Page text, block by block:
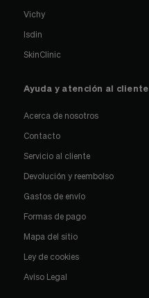
Vichy
Isdin
SkinClinic
Ayuda y atención al cliente
Acerca de nosotros
Contacto
Servicio al cliente
Devolución y reembolso
Gastos de envío
Formas de pago
Mapa del sitio
Ley de cookies
Aviso Legal